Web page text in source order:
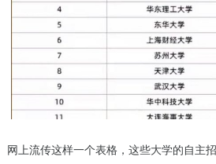
网上流传这样一个表格，这些大学的自主